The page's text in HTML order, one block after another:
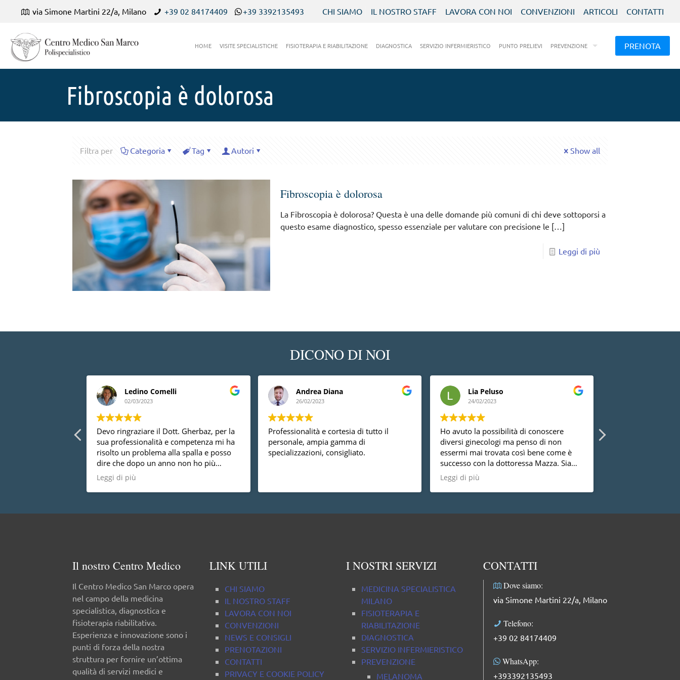
via Simone Martini 22/a, Milano +39 02 84174409 +39 3392135493 CHI SIAMO IL NOSTRO STAFF LAVORA CON NOI CONVENZIONI ARTICOLI CONTATTI
HOME VISITE SPECIALISTICHE FISIOTERAPIA E RIABILITAZIONE DIAGNOSTICA SERVIZIO INFERMIERISTICO PUNTO PRELIEVI PREVENZIONE PRENOTA
Fibroscopia è dolorosa
Filtra per Categoria Tag Autori Show all
Fibroscopia è dolorosa
La Fibroscopia è dolorosa? Questa è una delle domande più comuni di chi deve sottoporsi a
questo esame diagnostico, spesso essenziale per valutare con precisione le […]
Leggi di più
DICONO DI NOI
Ledino Comelli
02/03/2023
Devo ringraziare il Dott. Gherbaz, per la
sua professionalità e competenza mi ha
risolto un problema alla spalla e posso
dire che dopo un anno non ho più
nessun dolore, vorrei anche dire che è
una persona molto disponibile cosa non
da tutti.
Leggi di più
Andrea Diana
26/02/2023
Professionalità e cortesia di tutto il
personale, ampia gamma di
specializzazioni, consigliato.
Lia Peluso
24/02/2023
Ho avuto la possibilità di conoscere
diversi ginecologi ma penso di non
essermi mai trovata così bene come è
successo con la dottoressa Mazza. Sia
dal punto di vista umano che
professionale, faccio i miei più sinceri
complimenti: dolce, competente,
Leggi di più
Il nostro Centro Medico
Il Centro Medico San Marco opera
nel campo della medicina
specialistica, diagnostica e
fisioterapia riabilitativa.
Esperienza e innovazione sono i
punti di forza della nostra
struttura per fornire un’ottima
qualità di servizi medici e
LINK UTILI
CHI SIAMO
IL NOSTRO STAFF
LAVORA CON NOI
CONVENZIONI
NEWS E CONSIGLI
PRENOTAZIONI
CONTATTI
PRIVACY E COOKIE POLICY
I NOSTRI SERVIZI
MEDICINA SPECIALISTICA
MILANO
FISIOTERAPIA E
RIABILITAZIONE
DIAGNOSTICA
SERVIZIO INFERMIERISTICO
PREVENZIONE
MELANOMA
CONTATTI
Dove siamo:
via Simone Martini 22/a, Milano
Telefono:
+39 02 84174409
WhatsApp:
+393392135493